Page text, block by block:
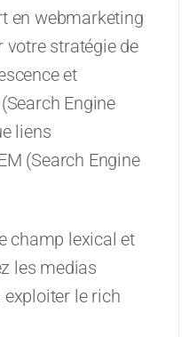
en webmarketing
votre stratégie de
et
Engine
liens
(Search Engine
champ lexical et
les medias
le rich